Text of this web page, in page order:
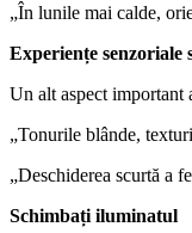
„În lunile mai calde,
Experiențe senzoriale
Un alt aspect important
„Tonurile blânde,
„Deschiderea scurtă a
Schimbați iluminatul